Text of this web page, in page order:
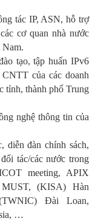
tác IP, ASN, hỗ trợ
cơ quan nhà nước
Nam.
tạo, tập huấn IPv6
của các doanh
tỉnh, thành phố Trung
nghệ thông tin của
diễn đàn chính sách,
tác/các nước trong
meeting, APIX
(KISA) Hàn
Đài Loan,
…